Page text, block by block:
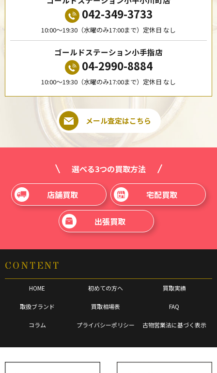
042-349-3733
10:00〜19:30（水曜のみ17:00まで）定休日 なし
ゴールドステーション小手指店
04-2990-8884
10:00〜19:30（水曜のみ17:00まで）定休日 なし
メール査定はこちら
選べる3つの買取方法
店舗買取 宅配買取
出張買取
CONTENT
HOME 初めての方へ 買取実績
取扱ブランド 買取相場表 FAQ
コラム プライバシーポリシー 古物営業法に基づく表示